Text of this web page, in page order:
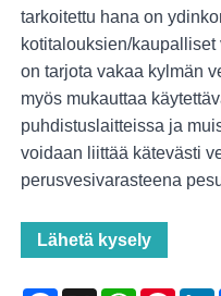
tarkoitettu hana on
kotitalouksien/
on tarjota vakaa kylmän
myös mukauttaa
puhdistuslaitteissa ja
voidaan liittää kätevästi
perusvesivarasteena
Lähetä kysely